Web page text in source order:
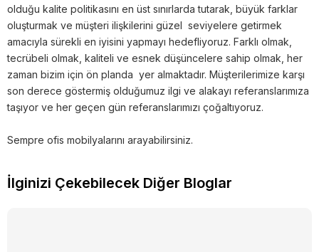
olduğu kalite politikasını en üst sınırlarda tutarak, büyük farklar
oluşturmak ve müşteri ilişkilerini güzel seviyelere getirmek
amacıyla sürekli en iyisini yapmayı hedefliyoruz. Farklı olmak,
tecrübeli olmak, kaliteli ve esnek düşüncelere sahip olmak, her
zaman bizim için ön planda yer almaktadır. Müşterilerimize karşı
son derece göstermiş olduğumuz ilgi ve alakayı referanslarımıza
taşıyor ve her geçen gün referanslarımızı çoğaltıyoruz.
Sempre ofis mobilyalarını arayabilirsiniz.
İlginizi Çekebilecek Diğer Bloglar